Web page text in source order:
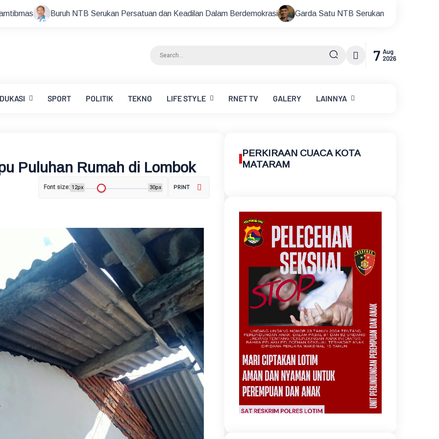
Serukan Persatuan dan Keadilan Dalam Berdemokrasi Garda Satu NTB Serukan Semua Komponen Tetap Jaga Situasi
7 Aug
2026
SPORT POLITIK TEKNO LIFE STYLE RNETTV GALERY LAINNYA
Puluhan Rumah di Lombok
Font size: 12px 30px PRINT
PERKIRAAN CUACA KOTA
MATARAM